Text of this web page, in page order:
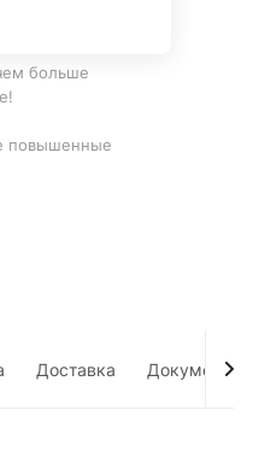
больше
повышенные
Доставка Документы